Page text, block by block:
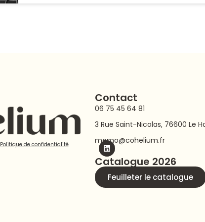
Politique de confidentialité
Contact
06 75 45 64 81
3 Rue Saint-Nicolas, 76600 Le
memo@cohelium.fr
Catalogue 2026
Feuilleter le catalogue